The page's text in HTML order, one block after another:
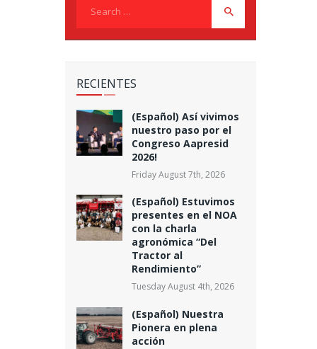
RECIENTES
(Español) Así vivimos
nuestro paso por el
Congreso Aapresid
2026!
Friday August 7th, 2026
(Español) Estuvimos
presentes en el NOA
con la charla
agronómica “Del
Tractor al
Rendimiento”
Tuesday August 4th, 2026
(Español) Nuestra
Pionera en plena
acción